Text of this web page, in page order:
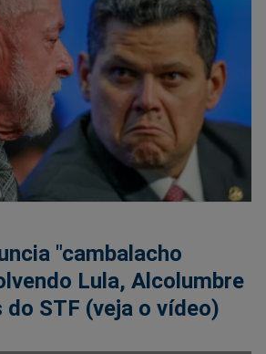
"cambalacho
Lula, Alcolumbre
STF (veja o vídeo)